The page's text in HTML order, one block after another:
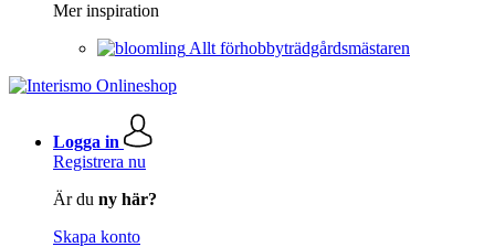
Mer inspiration
Allt förhobbyträdgårdsmästaren
Logga in
Registrera nu
Är du ny här?
Skapa konto